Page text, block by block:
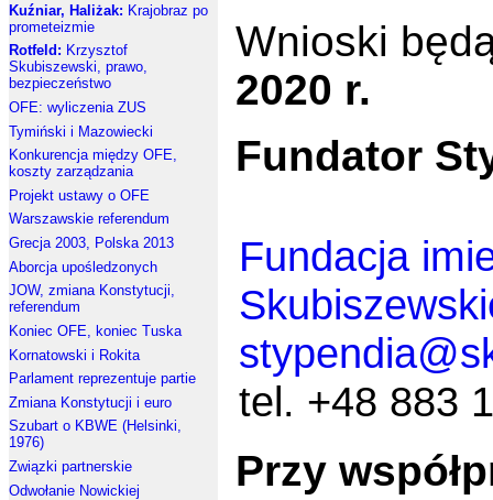
Kuźniar, Haliżak: Krajobraz po
prometeizmie
Rotfeld: Krzysztof
Skubiszewski, prawo,
bezpieczeństwo
OFE: wyliczenia ZUS
Tymiński i Mazowiecki
Konkurencja między OFE,
koszty zarządzania
Projekt ustawy o OFE
Warszawskie referendum
Grecja 2003, Polska 2013
Aborcja upośledzonych
JOW, zmiana Konstytucji,
referendum
Koniec OFE, koniec Tuska
Kornatowski i Rokita
Parlament reprezentuje partie
Zmiana Konstytucji i euro
Szubart o KBWE (Helsinki,
1976)
Związki partnerskie
Odwołanie Nowickiej
Wnioski
2020 r.
Fundator
Fundacja
tel. +48 883
Przy